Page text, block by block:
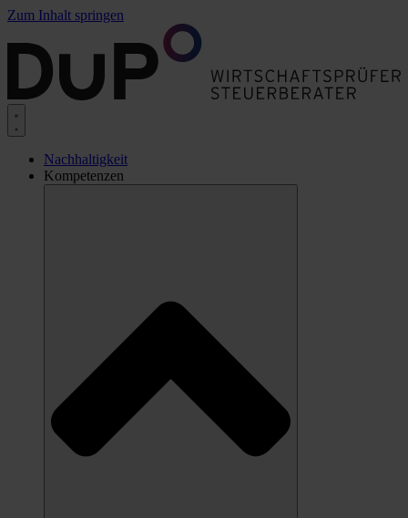
Zum Inhalt springen
Nachhaltigkeit
Kompetenzen